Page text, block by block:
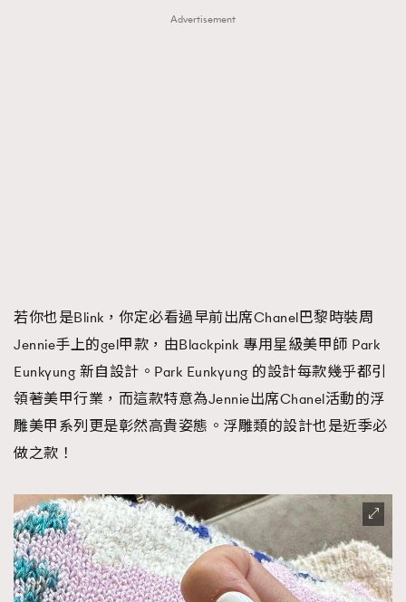
Advertisement
若你也是Blink，你定必看過早前出席Chanel巴黎時裝周
Jennie手上的gel甲款，由Blackpink 專用星級美甲師 Park
Eunkyung 新自設計。Park Eunkyung 的設計每款幾乎都引
領著美甲行業，而這款特意為Jennie出席Chanel活動的浮
雕美甲系列更是彰然高貴姿態。浮雕類的設計也是近季必
做之款！